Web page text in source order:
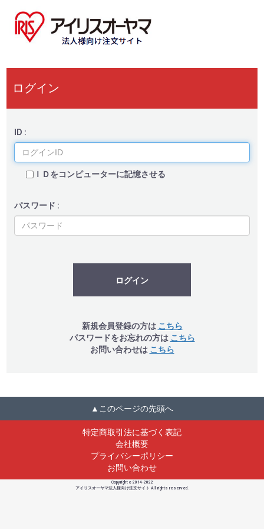
ログイン
ID :
ＩＤをコンピューターに記憶させる
パスワード :
ログイン
新規会員登録の方は こちら
パスワードをお忘れの方は こちら
お問い合わせは こちら
▲このページの先頭へ
特定商取引法に基づく表記
会社概要
プライバシーポリシー
お問い合わせ
Copyright c 2014-2022
アイリスオーヤマ法人様向け注文サイト All rights reserved.